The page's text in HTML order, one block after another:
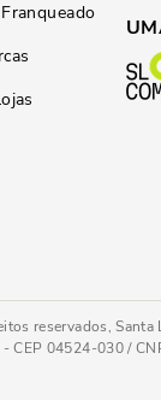
reservados, Santa
CEP 04524-030 /